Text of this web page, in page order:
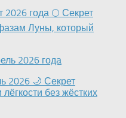
2026 года 🌕 Секрет
Луны, который
2026 🌙 Секрет
без жёстких